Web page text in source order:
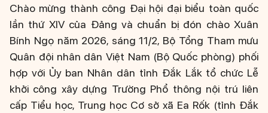
Chào mừng thành công Đại hội đại biểu toàn quốc
lần thứ XIV của Đảng và chuẩn bị đón chào Xuân
Bính Ngọ năm 2026, sáng 11/2, Bộ Tổng Tham mưu
Quân đội nhân dân Việt Nam (Bộ Quốc phòng) phối
hợp với Ủy ban Nhân dân tỉnh Đắk Lắk tổ chức Lễ
khởi công xây dựng Trường Phổ thông nội trú liên
cấp Tiểu học, Trung học Cơ sở xã Ea Rốk (tỉnh Đắk